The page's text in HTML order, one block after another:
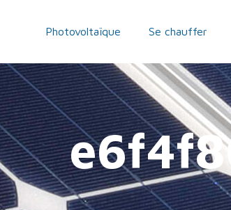
Photovoltaïque Se chauffer